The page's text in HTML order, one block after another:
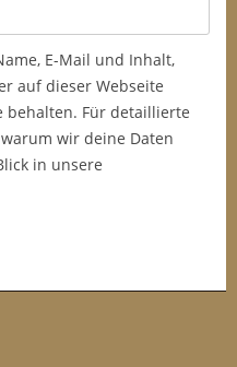
E-Mail und Inhalt,
auf dieser Webseite
behalten. Für detaillierte
wir deine Daten
in unsere